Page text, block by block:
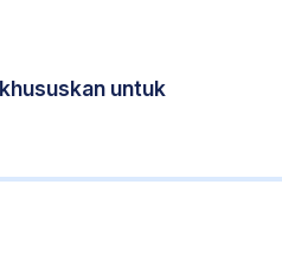
untuk